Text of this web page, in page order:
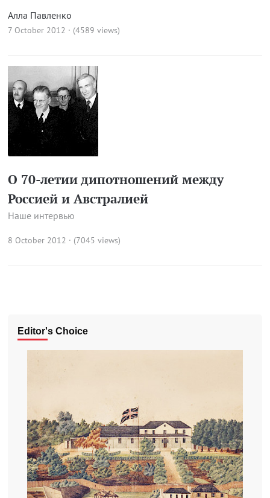
Алла Павленко
7 October 2012 · (4589 views)
О 70-летии дипотношений между
Россией и Австралией
Наше интервью
8 October 2012 · (7045 views)
Editor's Choice